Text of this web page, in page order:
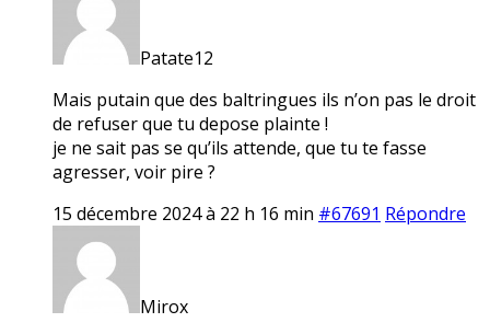
Patate12
Mais putain que des baltringues ils n’on pas le droit
de refuser que tu depose plainte !
je ne sait pas se qu’ils attende, que tu te fasse
agresser, voir pire ?
15 décembre 2024 à 22 h 16 min #67691 Répondre
Mirox